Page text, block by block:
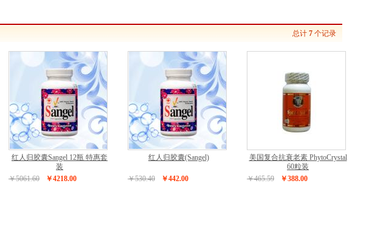
总计 7 个记录
红人归胶囊Sangel 12瓶 特惠套
装
￥5061.60
￥4218.00
红人归胶囊(Sangel)
￥530.40 ￥442.00
美国复合抗衰老素 PhytoCrystal
60粒装
￥465.59
￥388.00